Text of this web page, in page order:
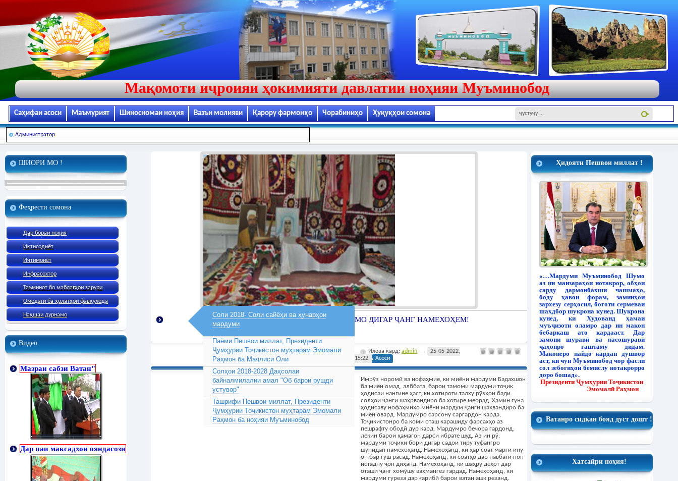
Мақомоти иҷроияи ҳокимияти давлатии ноҳияи Муъминобод
Саҳифаи асоси Маъмурият Шиносномаи ноҳия Вазъи молияви Қарору фармонҳо Чорабиниҳо Ҳуқуқҳои сомона
Администратор
ШИОРИ МО !
Феҳрести сомона
Дар бораи ноҳия
Иқтисодиёт
Ичтимоиёт
Инфрасохтор
Таъминот бо маблағҳои зарури
Омодаги ба ҳолатҳои фавқулода
Нақшаи дурнамо
Видео
Мазраи сабзи Ватан"
Дар паи максадхои ояндасози
Ҳидояти Пешвои миллат !
«…Мардуми Муъминобод Шумо
аз ин манзараҳои нотакрор, обҳои
сарду дармонбахши чашмаҳо,
боду ҳавои форам, заминҳои
зархезу серҳосил, боғоти сермеваи
шаҳдбор шукрона кунед. Шукрона
кунед, ки Худованд ҳамаи
муъҷизоти оламро дар ин макон
бебаркаш ато кардааст. Дар
замони шуравӣ ва пасошуравӣ
ҷаҳонро гаштаму дидам.
Маконеро пайдо кардан душвор
аст, ки чун Муъминобод чор фасли
сол зебогиҳои бемислу нотакрорро
доро бошад».
Президенти Ҷумҳурии Тоҷикистон
Эмомалӣ Раҳмон
Ватанро сидқан бояд дуст дошт !
Хатсайри ноҳия!
Соли 2018- Соли сайёҳи ва ҳунарҳои
мардуми
Паёми Пешвои миллат, Президенти
Ҷумҳурии Тоҷикистон муҳтарам Эмомали
Раҳмон ба Маҷлиси Оли
Солҳои 2018-2028 Даҳсолаи
байналмилалии амал "Об барои рушди
устувор"
Ташрифи Пешвои миллат, Президенти
Ҷумҳурии Тоҷикистон муҳтарам Эмомали
Раҳмон ба ноҳияи Муъминобод
МО ДИГАР ҶАНГ НАМЕХОҲЕМ!
Илова кард:admin
25-05-2022,
15:22
Асоси
Имрӯз норомӣ ва нофаҳмие, ки миёни мардуми Бадахшон
ба миён омад, алббата, барои тамоми мардуми тоҷик
ҳодисаи нангине ҳаст, ки хотироти талху рӯзҳои бади
солҳои ҷанги шаҳрвандиро ба хотире меорад. Ҳамин гуна
ҳодисаву нофаҳмиҳо миёни мардум ҷанги шаҳвандиро ба
миён овард. Мардумро сарсону саргардон карда,
Тоҷикистонро ба коми оташ карашиду фарсахҳо аз
пешрафту ободӣ дур кард. Мардумро бечора гардонд,
лекин барои ҳамагон дарси ибрате шуд. Аз ин рӯ,
мардуми тоҷики бори дигар садои тиру туфангро
шунидан намехоҳанд. Намехоҳанд, ки ҳар соат марги ину
он бар гӯш расад. Намехоҳанд, ки соатҳо дар навбати нон
истадну ҷон диҳанд. Намехоҳанд, ки шаҳру деҳот дар
оташи ҷанг хомӯшу ваҳмангез гардад. Намехоҳанд, ки
мардуми гуреза дар ғарибӣ барои ватан ашк резанд.